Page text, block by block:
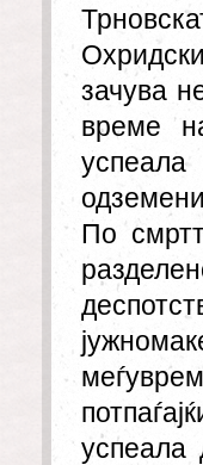
зачува
време
По
успеала